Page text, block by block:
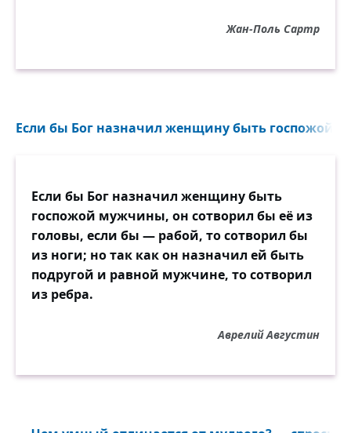
Жан-Поль Сартр
Если бы Бог назначил женщину быть госпожой
Если бы Бог назначил женщину быть
госпожой мужчины, он сотворил бы её из
головы, если бы — рабой, то сотворил бы
из ноги; но так как он назначил ей быть
подругой и равной мужчине, то сотворил
из ребра.
Аврелий Августин